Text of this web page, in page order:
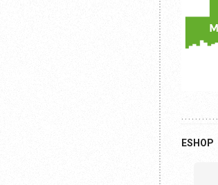
ESHOP